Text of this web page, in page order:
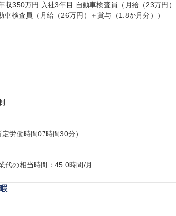
収350万円 入社3年目 自動車検査員（月給（23万円
車検査員（月給（26万円）＋賞与（1.8か月分））
定労働時間07時間30分）
代の相当時間：45.0時間/月